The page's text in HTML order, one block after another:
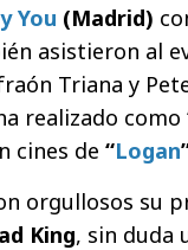
You (Madrid)
asistieron al
Triana y
realizado
cines de “Logan
orgullosos su
King, sin duda